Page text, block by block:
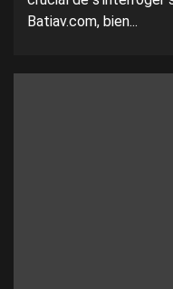
Batiav.com, bien...